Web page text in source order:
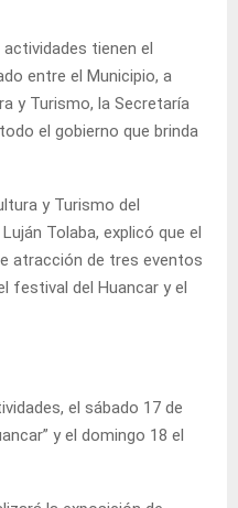
tienen el
entre el Municipio, a
y Turismo, la Secretaría
el gobierno que brinda
y Turismo del
Tolaba, explicó que el
atracción de tres eventos
festival del Huancar y el
el sábado 17 de
y el domingo 18 el